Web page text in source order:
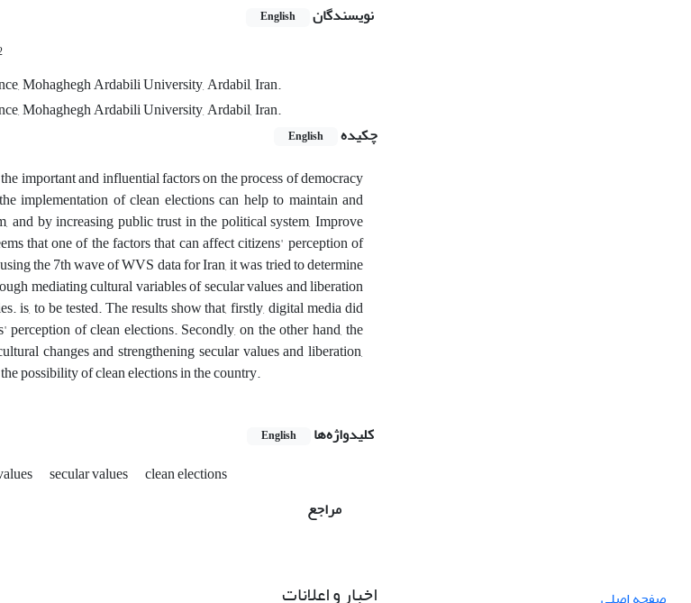
نویسندگان English
Mohaghegh Ardabili University, Ardabil, Iran.
Mohaghegh Ardabili University, Ardabil, Iran.
چکیده
English
important and influential factors on the process of democracy
implementation of clean elections can help to maintain and
and by increasing public trust in the political system, Improve
that one of the factors that can affect citizens' perception of
the 7th wave of WVS data for Iran, it was tried to determine
mediating cultural variables of secular values and liberation
is, to be tested. The results show that, firstly, digital media did
of clean elections. Secondly, on the other hand, the
changes and strengthening secular values and liberation,
possibility of clean elections in the country.
کلیدواژه‌ها English
secular values
clean elections
مراجع
اخبار و اعلانات